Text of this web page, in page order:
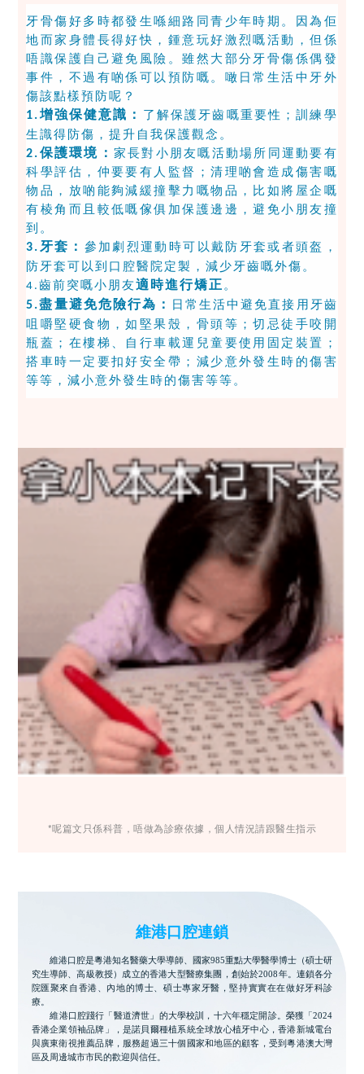
牙骨傷好多時都發生喺細路同青少年時期。因為佢
地而家身體長得好快，鍾意玩好激烈嘅活動，但係
唔識保護自己避免風險。雖然大部分牙骨傷係偶發
事件，不過有啲係可以預防嘅。噉日常生活中牙外
傷該點樣預防呢？
1.增強保健意識：
了解保護牙齒嘅重要性；訓練學
生識得防傷，提升自我保護觀念。
2.保護環境： 家長對小朋友嘅活動場所同運動要有
科學評估，仲要要有人監督；清理啲會造成傷害嘅
物品，放啲能夠減緩撞擊力嘅物品，比如將屋企嘅
有棱角而且較低嘅傢俱加保護邊邊，避免小朋友撞
到。
3. 牙套： 參加劇烈運動時可以戴防牙套或者頭盔，
防牙套可以到口腔醫院定製，減少牙齒嘅外傷。
4.齒前突嘅小朋友適時進行矯正。
5.盡量避免危險行為：
日常生活中避免直接用牙齒
咀嚼堅硬食物，如堅果殼，骨頭等；切忌徒手咬開
瓶蓋；在樓梯、自行車載運兒童要使用固定裝置；
搭車時一定要扣好安全帶；減少意外發生時的傷害
等等，減小意外發生時的傷害等等。
*呢篇文只係科普，唔做為診療依據，個人情況請跟醫生指示
維港口腔連鎖
維港口腔是粵港知名醫藥大學導師、國家985重點大學醫學博士（碩士研
究生導師、高級教授）成立的香港大型醫療集團，創始於2008年。連鎖各分
院匯聚來自香港、內地的博士、碩士專家牙醫，堅持實實在在做好牙科診
療。
維港口腔踐行「醫道濟世」的大學校訓，十六年穩定開診。榮獲「2024
香港企業領袖品牌」，是諾貝爾種植系統全球放心植牙中心，香港新城電台
與廣東衛視推薦品牌，服務超過三十個國家和地區的顧客，受到粵港澳大灣
區及周邊城市市民的歡迎與信任。